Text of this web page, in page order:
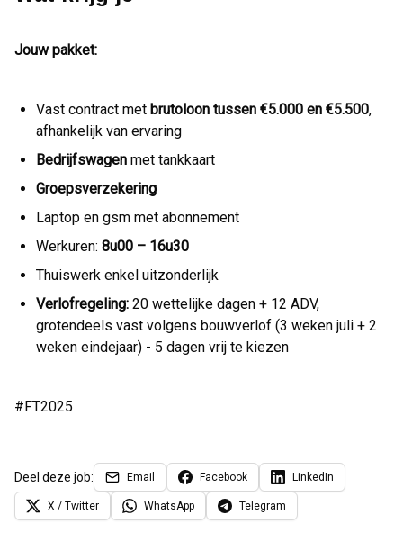
Jouw pakket:
Vast contract met brutoloon tussen €5.000 en €5.500,
afhankelijk van ervaring
Bedrijfswagen met tankkaart
Groepsverzekering
Laptop en gsm met abonnement
Werkuren: 8u00 – 16u30
Thuiswerk enkel uitzonderlijk
Verlofregeling: 20 wettelijke dagen + 12 ADV,
grotendeels vast volgens bouwverlof (3 weken juli + 2
weken eindejaar) - 5 dagen vrij te kiezen
#FT2025
Deel deze job: Email Facebook LinkedIn
X / Twitter WhatsApp Telegram